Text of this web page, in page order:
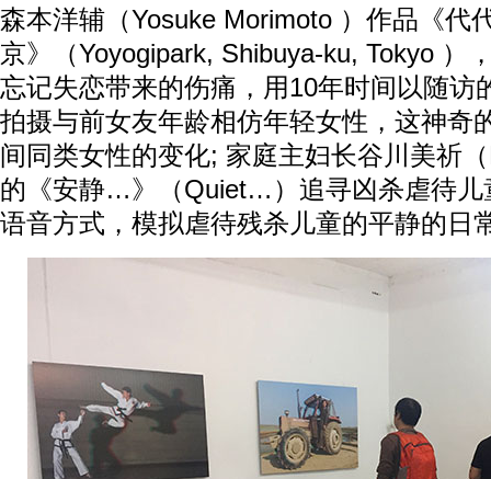
森本洋辅（Yosuke Morimoto ）作品《代
京》（Yoyogipark, Shibuya-ku, Tokyo ）
忘记失恋带来的伤痛，用10年时间以随访
拍摄与前女友年龄相仿年轻女性，这神奇
间同类女性的变化; 家庭主妇长谷川美祈
的《安静…》（Quiet…）追寻凶杀虐待儿
语音方式，模拟虐待残杀儿童的平静的日